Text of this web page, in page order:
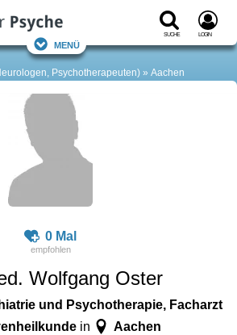
Suche Login
Menü
Psychotherapeuten) Aachen
0 Mal
Wolfgang Oster
und Psychotherapie, Facharzt
in Aachen